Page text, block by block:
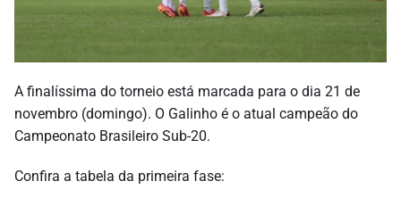
A finalíssima do torneio está marcada para o dia 21 de
novembro (domingo). O Galinho é o atual campeão do
Campeonato Brasileiro Sub-20.
Confira a tabela da primeira fase: